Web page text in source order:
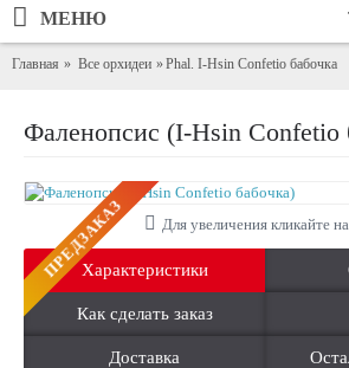
МЕНЮ
Главная Все орхидеи Phal. I-Hsin Confetio бабочка
Фаленопсис (I-Hsin Confetio
ПРЕДЗАКАЗ Для увеличения кликайте
Характеристики
Как сделать заказ
Доставка